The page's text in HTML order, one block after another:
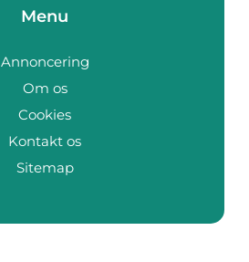
Menu
Annoncering
Om os
Cookies
Kontakt os
Sitemap